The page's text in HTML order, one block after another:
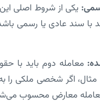
یکی از شروط اصلی
سند عادی یا رسمی
معامله دوم باید با
مثال، اگر شخصی ملکی
معامله معارض محسوب